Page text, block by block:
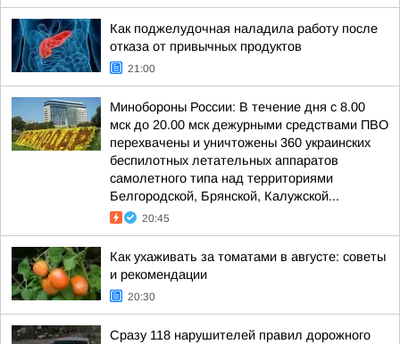
Как поджелудочная наладила работу после
отказа от привычных продуктов
21:00
Минобороны России: В течение дня с 8.00
мск до 20.00 мск дежурными средствами ПВО
перехвачены и уничтожены 360 украинских
беспилотных летательных аппаратов
самолетного типа над территориями
Белгородской, Брянской, Калужской...
20:45
Как ухаживать за томатами в августе: советы
и рекомендации
20:30
Сразу 118 нарушителей правил дорожного